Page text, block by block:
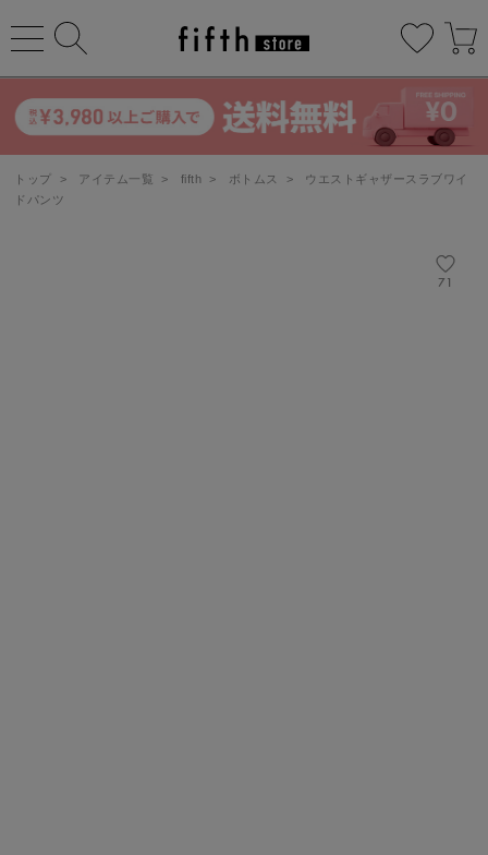
トップ > アイテム一覧 > fifth > ボトムス >
ウエストギャザースラブワイ
ドパンツ
71